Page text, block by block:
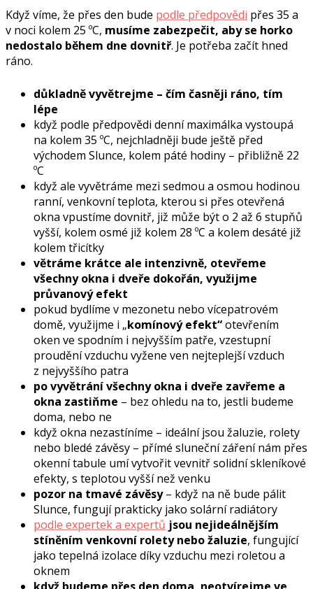
Když víme, že přes den bude podle předpovědi přes 35 a
v noci kolem 25 ºC, musíme zabezpečit, aby se horko
nedostalo během dne dovnitř. Je potřeba začít hned
ráno.
důkladně vyvětrejme – čím časněji ráno, tím
lépe
když podle předpovědi denní maximálka vystoupá
na kolem 35 ºC, nejchladněji bude ještě před
východem Slunce, kolem páté hodiny – přibližně 22
ºC
když ale vyvětráme mezi sedmou a osmou hodinou
ranní, venkovní teplota, kterou si přes otevřená
okna vpustíme dovnitř, již může být o 2 až 6 stupňů
vyšší, kolem osmé již kolem 28 ºC a kolem desáté již
kolem třicítky
větráme krátce ale intenzivně, otevřeme
všechny okna i dveře dokořán, využijme
průvanový efekt
pokud bydlíme v mezonetu nebo vícepatrovém
domě, využijme i „komínový efekt“otevřením
oken ve spodním i nejvyšším patře, vzestupní
proudění vzduchu vyžene ven nejteplejší vzduch
z nejvyššího patra
po vyvětrání všechny okna i dveře zavřeme a
okna zastiňme – bez ohledu na to, jestli budeme
doma, nebo ne
když okna nezastíníme – ideální jsou žaluzie, rolety
nebo bledé závěsy – přímé sluneční záření nám přes
okenní tabule umí vytvořit vevnitř solidní skleníkové
efekty, s teplotou vyšší než venku
pozor na tmavé závěsy– když na ně bude pálit
Slunce, fungují prakticky jako solární radiátory
podle expertek a expertů jsou nejideálnějším
stíněním venkovní rolety nebo žaluzie, fungující
jako tepelná izolace díky vzduchu mezi roletou a
oknem
když budeme přes den doma, neotvírejme ve